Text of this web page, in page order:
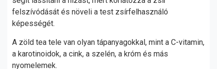
felszívódását és növeli a test zsírfelhasználó
képességét.
A zöld tea tele van olyan tápanyagokkal, mint a C-vitamin,
a karotinoidok, a cink, a szelén, a króm és más
nyomelemek.